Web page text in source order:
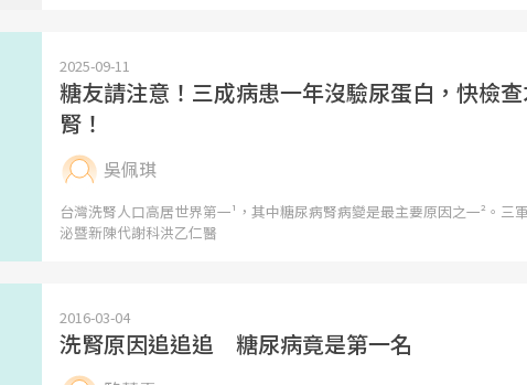
2025-09-11
糖友請注意！三成病患一年沒驗尿蛋白，快檢
腎！
吳佩琪
台灣洗腎人口高居世界第一¹，其中糖尿病腎病變是最主要原因之一²。三
泌暨新陳代謝科洪乙仁醫
2016-03-04
洗腎原因追追追 糖尿病竟是第一名